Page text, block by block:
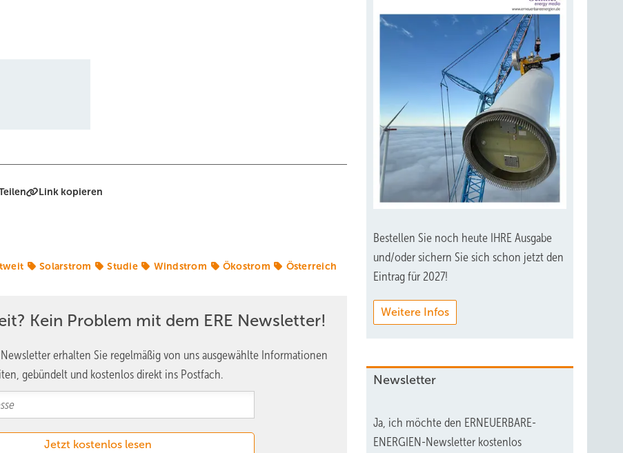
Link kopieren
Solarstrom Studie Windstrom Ökostrom Österreich
Kein Problem mit dem ERE Newsletter!
erhalten Sie regelmäßig von uns ausgewählte Informationen
gebündelt und kostenlos direkt ins Postfach.
Bestellen Sie noch heute IHRE Ausgabe
und/oder sichern Sie sich schon jetzt den
Eintrag für 2027!
Weitere Infos
Newsletter
Ja, ich möchte den ERNEUERBARE-
ENERGIEN-Newsletter kostenlos